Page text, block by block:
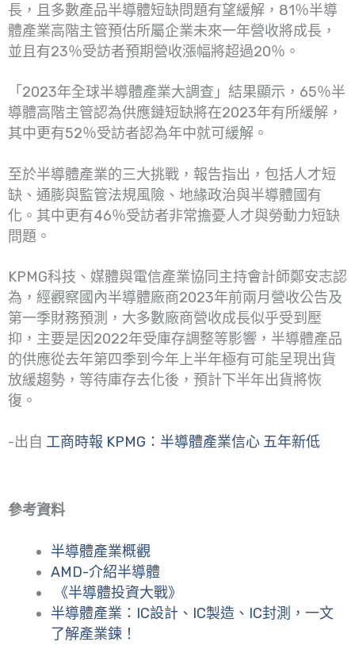
長，且多數產品半導體短缺問題有望緩解，81％半導
體產業高階主管預估所屬企業未來一年營收將成長，
並且有23％受訪者預期營收漲幅將超過20％。
「2023年全球半導體產業大調查」結果顯示，65％半
導體高階主管認為供應鏈短缺將在2023年有所緩解，
其中更有52％受訪者認為年中就可緩解。
至於半導體產業的三大挑戰，報告指出，包括人才短
缺、通膨與監管法規風險、地緣政治與半導體國有
化。其中更有46％受訪者非常擔憂人才與勞動力短缺
問題。
KPMG科技、媒體與電信產業協同主持會計師鄭安志認
為，經觀察國內半導體廠商2023年前兩月營收公告及
第一季財務預測，大多數廠商營收成長似乎受到壓
抑，主要是因2022年受庫存調整等影響，半導體產品
的供應從去年第四季到今年上半年極有可能呈現出貨
放緩趨勢，等待庫存去化後，預計下半年出貨將恢
復。
-出自 工商時報 KPMG：半導體產業信心 五年新低
參考資料
半導體產業概觀
AMD-介紹半導體
《半導體投資大戰》
半導體產業：IC設計、IC製造、IC封測，一文
了解產業鍊！